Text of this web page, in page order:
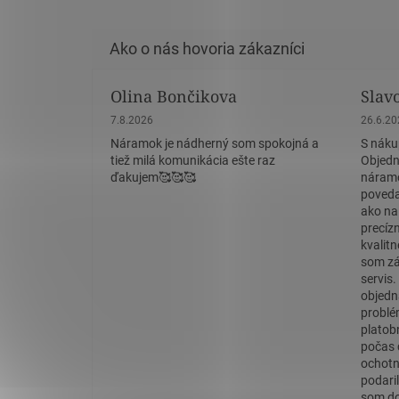
Olina Bončikova
Hodnotenie obchodu je 5 z 5 hviezdičiek.
7.8.2026
Náramok je nádherný som spokojná a
tiež milá komunikácia ešte raz
ďakujem🥰🥰🥰
S
ako
som
počas